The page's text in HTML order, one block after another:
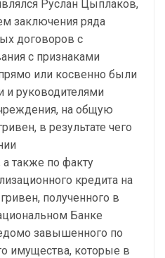
Руслан Цыплаков,
заключения ряда
договоров с
с признаками
или косвенно были
и руководителями
на общую
в результате чего
а также по факту
кредита на
полученного в
Банке
завышенного по
имущества, которые в